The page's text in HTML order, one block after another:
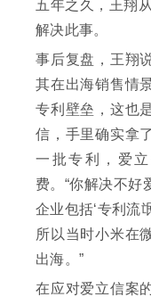
五年之久，王翔
解决此事。
事后复盘，王翔
其在出海销售情
专利壁垒，这也
信，手里确实拿
一批专利，爱
费。“你解决不好
企业包括‘专利流
所以当时小米在
出海。”
在应对爱立信案